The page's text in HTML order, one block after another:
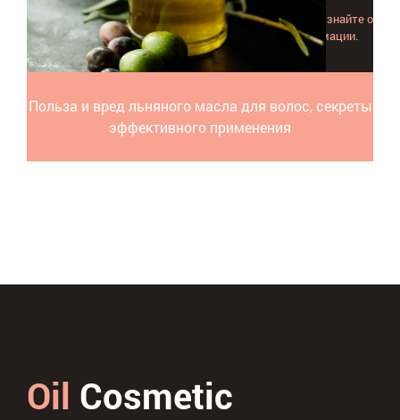
Польза и вред льняного масла для волос, секреты
эффективного применения
Попробуйте использовать льняное масло для волос и узнайте о
нем максимум другой подробной и полезной информации.
Oil Cosmetic